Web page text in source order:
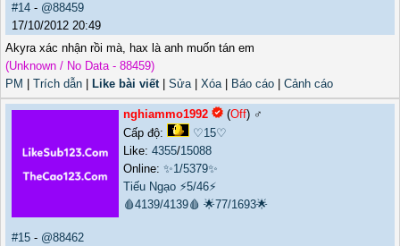
#14 - @88459
17/10/2012 20:49
Akyra xác nhận rồi mà, hax là anh muốn tán em
(Unknown / No Data - 88459)
PM
Trích dẫn Like bài viết| Sửa| Xóa| Báo cáo Cảnh cáo
nghiammo1992 (Off) ♂️
Cấp độ:
♡15♡
Like: 4355/15088
Online: ✨1/5379✨
Tiếu Ngạo ⚡5/46⚡
🩸4139/4139🩸 🌟77/1693🌟
#15 - @88462